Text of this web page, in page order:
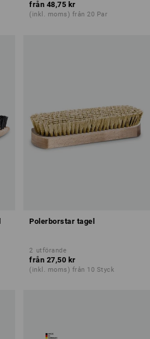
från 48,75 kr
(inkl. moms) från 20 Par
Polerborstar tagel
2 utförande
från 27,50 kr
(inkl. moms) från 10 Styck